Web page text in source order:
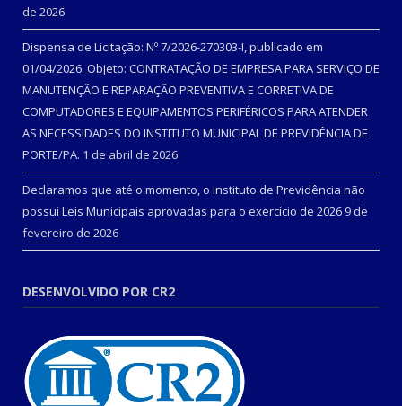
de 2026
Dispensa de Licitação: Nº 7/2026-270303-I, publicado em
01/04/2026. Objeto: CONTRATAÇÃO DE EMPRESA PARA SERVIÇO DE
MANUTENÇÃO E REPARAÇÃO PREVENTIVA E CORRETIVA DE
COMPUTADORES E EQUIPAMENTOS PERIFÉRICOS PARA ATENDER
AS NECESSIDADES DO INSTITUTO MUNICIPAL DE PREVIDÊNCIA DE
PORTE/PA. 1 de abril de 2026
Declaramos que até o momento, o Instituto de Previdência não
possui Leis Municipais aprovadas para o exercício de 2026 9 de
fevereiro de 2026
DESENVOLVIDO POR CR2